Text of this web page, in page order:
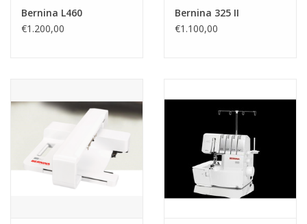
Bernina L460
€1.200,00
Bernina 325 II
€1.100,00